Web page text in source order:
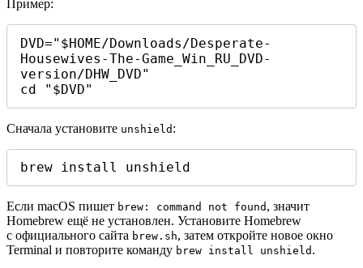
Пример:
DVD="$HOME/Downloads/Desperate-
Housewives-The-Game_Win_RU_DVD-
version/DHW_DVD"
cd "$DVD"
Сначала установите unshield :
brew install unshield
Если macOS пишет brew: command not found , значит
Homebrew ещё не установлен. Установите Homebrew
с официального сайта brew.sh, затем откройте новое окно
Terminal и повторите команду brew install unshield .